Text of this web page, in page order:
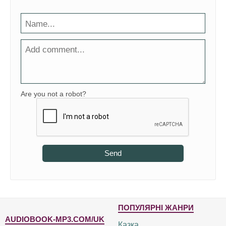
Are you not a robot?
Send
AUDIOBOOK-MP3.COM/UK
ПОПУЛЯРНІ ЖАНРИ